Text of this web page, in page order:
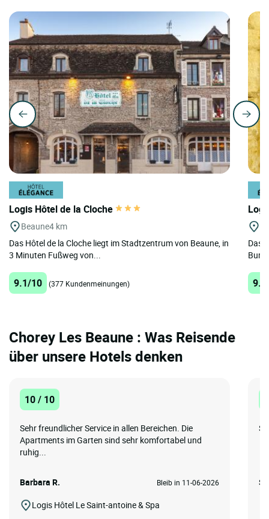
Logis Hôtel de la Cloche
Beaune4 km
Das Hôtel de la Cloche liegt im Stadtzentrum von Beaune, in
3 Minuten Fußweg von...
9.1/10 (377 Kundenmeinungen)
Das
Chorey Les Beaune : Was Reisende
über unsere Hotels denken
10 / 10
Sehr freundlicher Service in allen Bereichen. Die
Apartments im Garten sind sehr komfortabel und
ruhig...
Barbara R. Bleib in 11-06-2026
Logis Hôtel Le Saint-antoine & Spa